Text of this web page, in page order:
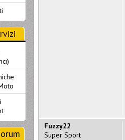
Fuzzy22
Super Sport